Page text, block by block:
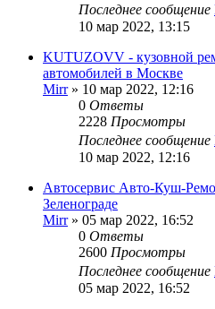
Последнее сообщение
10 мар 2022, 13:15
KUTUZOVV - кузовной
автомобилей в Москве
Mirr» 10 мар 2022, 12:16
0 Ответы
2228 Просмотры
Последнее сообщение
10 мар 2022, 12:16
Автосервис Авто-Куш-
Зеленограде
Mirr» 05 мар 2022, 16:52
0 Ответы
2600 Просмотры
Последнее сообщение
05 мар 2022, 16:52